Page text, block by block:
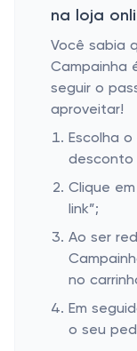
na loja
Você sabia
Campainha
seguir o
aproveitar!
Escolha
desconto
Clique
link”;
Ao ser
no
Em
o seu